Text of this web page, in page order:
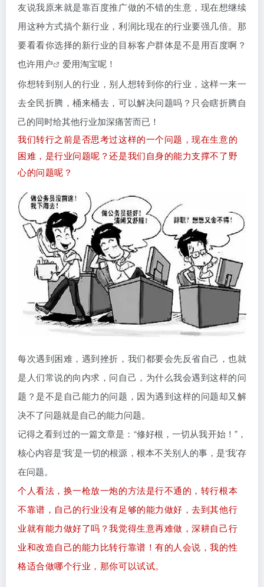
友说我原来就是靠百度推广做的不错的生意，现在想继续
用这种方式搞个新行业，利润比现在的行业要强几倍。那
要看看你选择的新行业的目标客户群体是不是用百度啊？
也许用户
爱用淘宝呢！
你想转到别人的行业，别人想转到你的行业，这样一来一
去全民折腾，桶来桶去，可以解决问题吗？只会瞎折腾自
己的同时给其他行业加深痛苦而已！
我们转行之前是否思考过这样的一个问题，现在生意的
困难，是行业问题呢？还是我们自身的能力支撑不了野
心的问题呢？
每次遇到困难，遇到挫折，我们都要会先反省自己，也就
是人们常说的向内求，问自己，为什么我会遇到这样的问
题？是不是自己能力的问题，因为遇到这样的问题却又解
决不了问题就是自己的能力问题。
记得之看到过的一篇文章是：“修好根，一切从我开始！”，
核心内容是‘我’是一切的根源，根本不关别人的事，是‘我’存
在问题。
个人看法，换一枪放一炮的方法是行不通的，转行根本
不靠谱，自己的行业没有足够的能力做好，去到其他行
业就有能力做好了吗？我觉得生意再难做，深耕自己行
业和改造自己的能力比转行靠谱！有的人会说，我的性
格适合做哪个行业，那你可以试试。